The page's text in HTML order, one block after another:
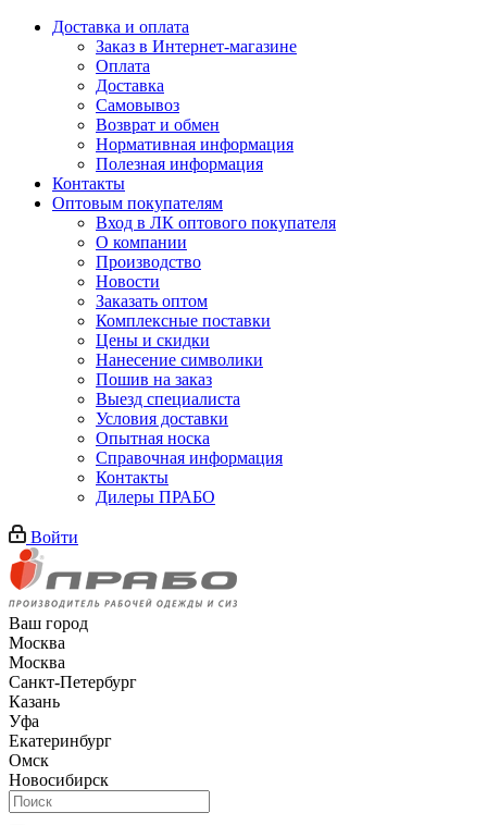
Доставка и оплата
Заказ в Интернет-магазине
Оплата
Доставка
Самовывоз
Возврат и обмен
Нормативная информация
Полезная информация
Контакты
Оптовым покупателям
Вход в ЛК оптового покупателя
О компании
Производство
Новости
Заказать оптом
Комплексные поставки
Цены и скидки
Нанесение символики
Пошив на заказ
Выезд специалиста
Условия доставки
Опытная носка
Справочная информация
Контакты
Дилеры ПРАБО
Войти
Ваш город
Москва
Москва
Санкт-Петербург
Казань
Уфа
Екатеринбург
Омск
Новосибирск